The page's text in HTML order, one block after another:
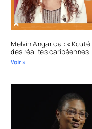
Melvin Angarica : «
des réalités caribéennes
Voir »